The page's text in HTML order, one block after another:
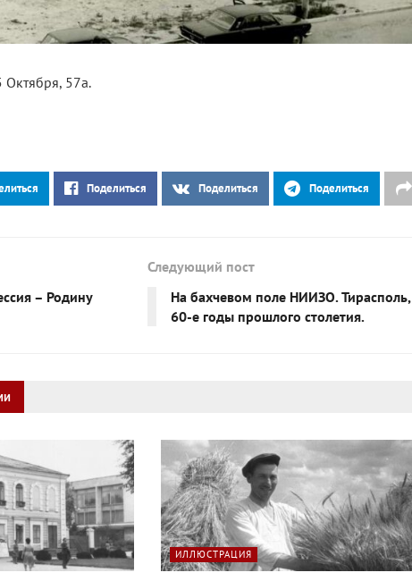
57а.
Поделиться Поделиться Поделиться
– Родину
Следующий пост
На бахчевом поле НИИЗО. Тирасполь,
60-е годы прошлого столетия.
ИЛЛЮСТРАЦИЯ